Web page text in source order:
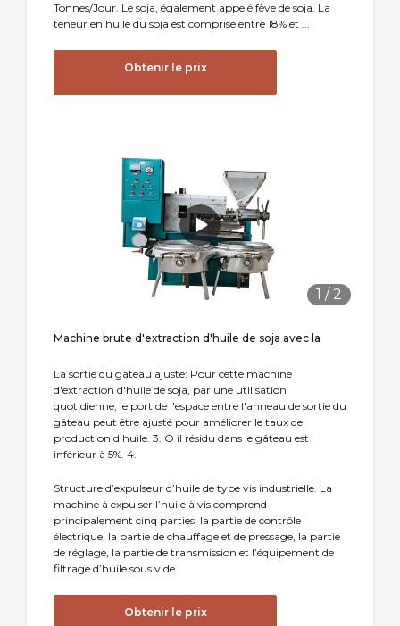
Tonnes/Jour. Le soja, également appelé fève de soja. La
teneur en huile du soja est comprise entre 18% et ...
Obtenir le prix
1 / 2
Machine brute d'extraction d'huile de soja avec la
La sortie du gâteau ajuste: Pour cette machine
d'extraction d'huile de soja, par une utilisation
quotidienne, le port de l'espace entre l'anneau de sortie du
gâteau peut être ajusté pour améliorer le taux de
production d'huile. 3. O il résidu dans le gâteau est
inférieur à 5%. 4.
Structure d’expulseur d’huile de type vis industrielle. La
machine à expulser l’huile à vis comprend
principalement cinq parties: la partie de contrôle
électrique, la partie de chauffage et de pressage, la partie
de réglage, la partie de transmission et l’équipement de
filtrage d’huile sous vide.
Obtenir le prix